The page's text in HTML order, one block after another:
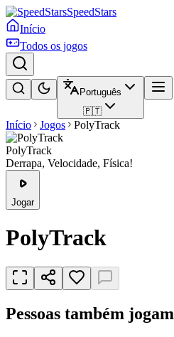
SpeedStars
Início
Todos os jogos
Português
🇵🇹
Início Jogos PolyTrack
PolyTrack
Derrapa, Velocidade, Física!
Jogar
PolyTrack
Pessoas também jogam